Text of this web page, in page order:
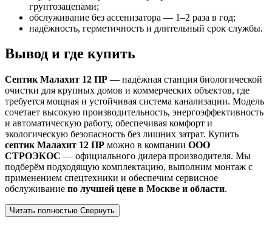
грунтозацепами;
обслуживание без ассенизатора — 1–2 раза в год;
надёжность, герметичность и длительный срок службы.
Вывод и где купить
Септик Малахит 12 ПР — надёжная станция биологической
очистки для крупных домов и коммерческих объектов, где
требуется мощная и устойчивая система канализации. Модель
сочетает высокую производительность, энергоэффективность
и автоматическую работу, обеспечивая комфорт и
экологическую безопасность без лишних затрат. Купить
септик Малахит 12 ПР можно в компании ООО
СТРОЭКОС — официального дилера производителя. Мы
подберём подходящую комплектацию, выполним монтаж с
применением спецтехники и обеспечим сервисное
обслуживание по лучшей цене в Москве и области.
Читать полностью Свернуть